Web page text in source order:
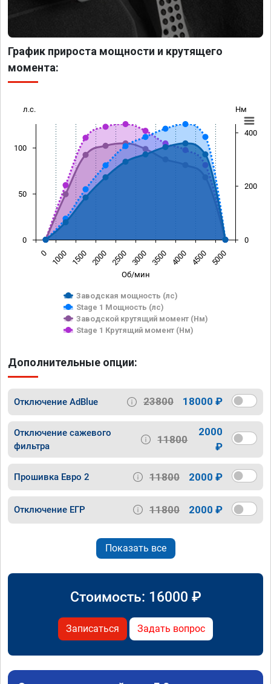
График прироста мощности и крутящего
момента:
Об/мин
л.с. Нм
Заводская мощность (лс)
Stage 1 Мощность (лс)
Заводской крутящий момент (Нм)
Stage 1 Крутящий момент (Нм)
0 1000 1500 2000 2500 3000 3500 4000 4500 5000
0
50
100
0
200
400
Дополнительные опции:
Отключение AdBlue 23800 18000 ₽
Отключение сажевого
фильтра
11800
2000
₽
Прошивка Евро 2 11800 2000 ₽
Отключение ЕГР 11800 2000 ₽
Показать все
Стоимость: 16000 ₽
Записаться Задать вопрос